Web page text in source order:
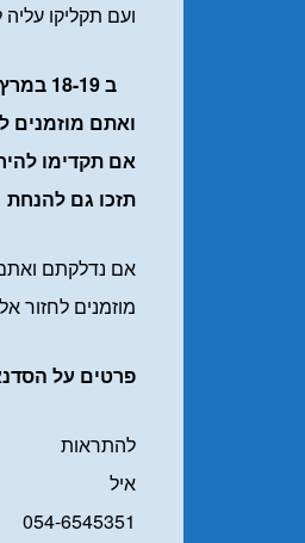
ועם תקליקו
ב 18-19 במרץ רוב סים מאנגליה יגיע לעוד סופ"ש נהדר של בוטמר
ואתם מוזמנים
אם תקדימו להירשם עד
תזכו גם
אם נדלקתם
מוזמנים לחזור
פרטים על
להתראות
איל
054-6545351